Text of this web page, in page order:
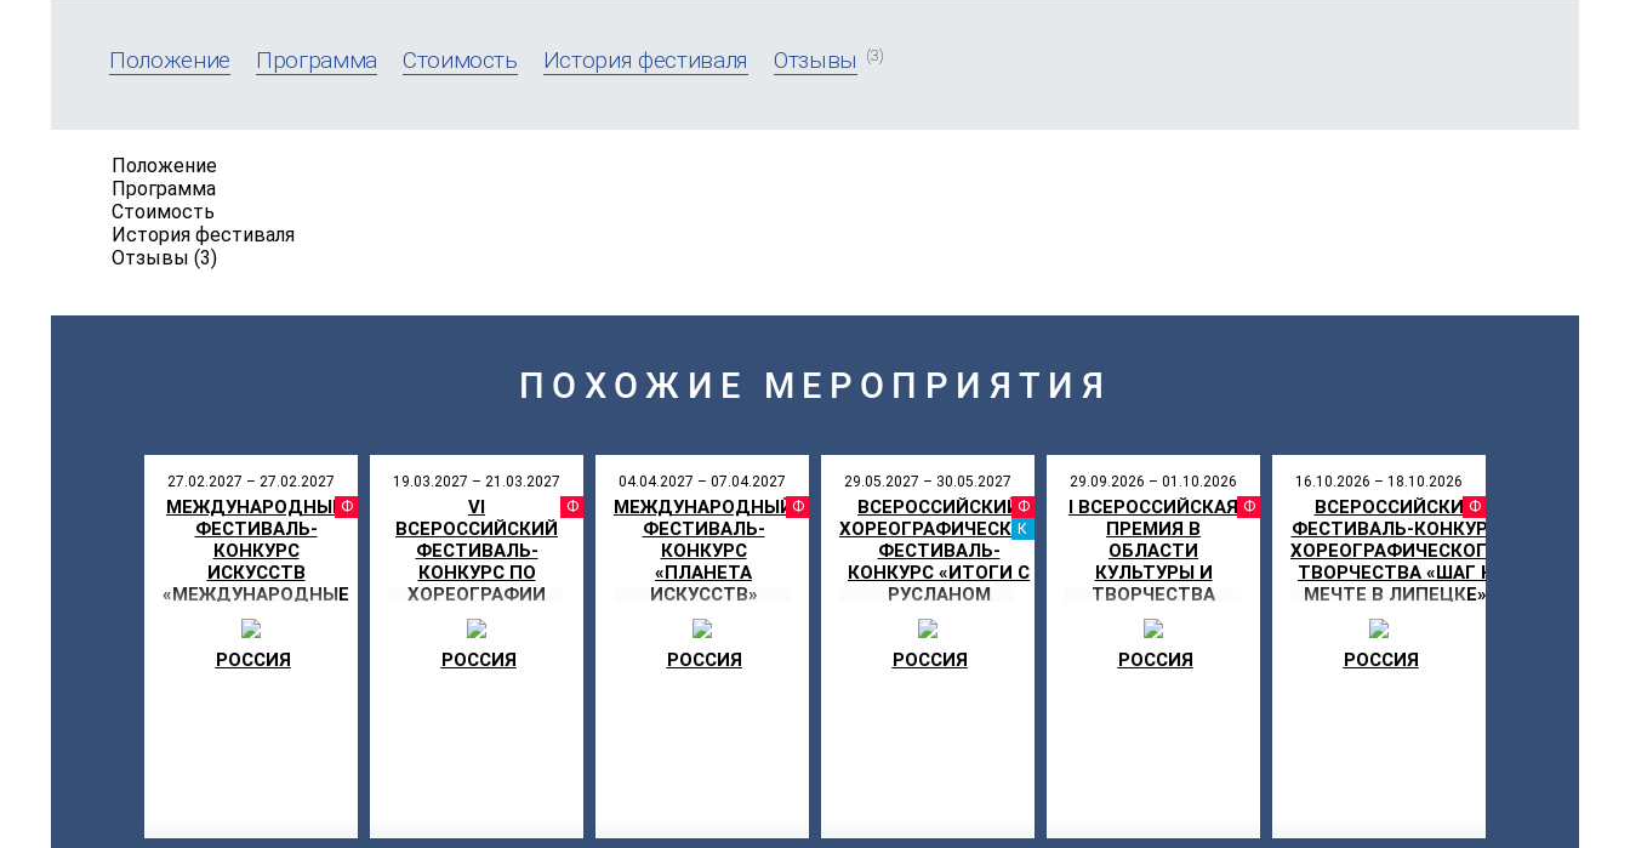
Положение Программа Стоимость История фестиваля Отзывы (3)
Положение
Программа
Стоимость
История фестиваля
Отзывы (3)
ПОХОЖИЕ МЕРОПРИЯТИЯ
27.02.2027 – 27.02.2027
ФЕСТИВАЛЬ
МЕЖДУНАРОДНЫЙ
ФЕСТИВАЛЬ-
КОНКУРС
ИСКУССТВ
«МЕЖДУНАРОДНЫЕ
ДНИ ИСКУССТВ В
РОССИИ»
РОССИЯ
19.03.2027 – 21.03.2027
ФЕСТИВАЛЬ
VI
ВСЕРОССИЙСКИЙ
ФЕСТИВАЛЬ-
КОНКУРС ПО
ХОРЕОГРАФИИ
«МОЯ СЦЕНА»
РОССИЯ
04.04.2027 – 07.04.2027
ФЕСТИВАЛЬ
МЕЖДУНАРОДНЫЙ
ФЕСТИВАЛЬ-
КОНКУРС
«ПЛАНЕТА
ИСКУССТВ»
РОССИЯ
29.05.2027 – 30.05.2027
ФЕСТИВАЛЬ
КАНИКУЛЫ
ВСЕРОССИЙСКИЙ
ХОРЕОГРАФИЧЕСКИЙ
ФЕСТИВАЛЬ-
КОНКУРС «ИТОГИ С
РУСЛАНОМ
ПШЕНИЧНЫМ – 4»
РОССИЯ
29.09.2026 – 01.10.2026
ФЕСТИВАЛЬ
I ВСЕРОССИЙСКАЯ
ПРЕМИЯ В
ОБЛАСТИ
КУЛЬТУРЫ И
ТВОРЧЕСТВА
«СЕРЕБРЯНАЯ
ЗВЕЗДА»
РОССИЯ
16.10.2026 – 18.10.2026
ВСЕРОССИЙСКИЙ
ФЕСТИВАЛЬ-КОНКУРС
ХОРЕОГРАФИЧЕСКОГО
ТВОРЧЕСТВА «ШАГ К
МЕЧТЕ В ЛИПЕЦКЕ»
РОССИЯ